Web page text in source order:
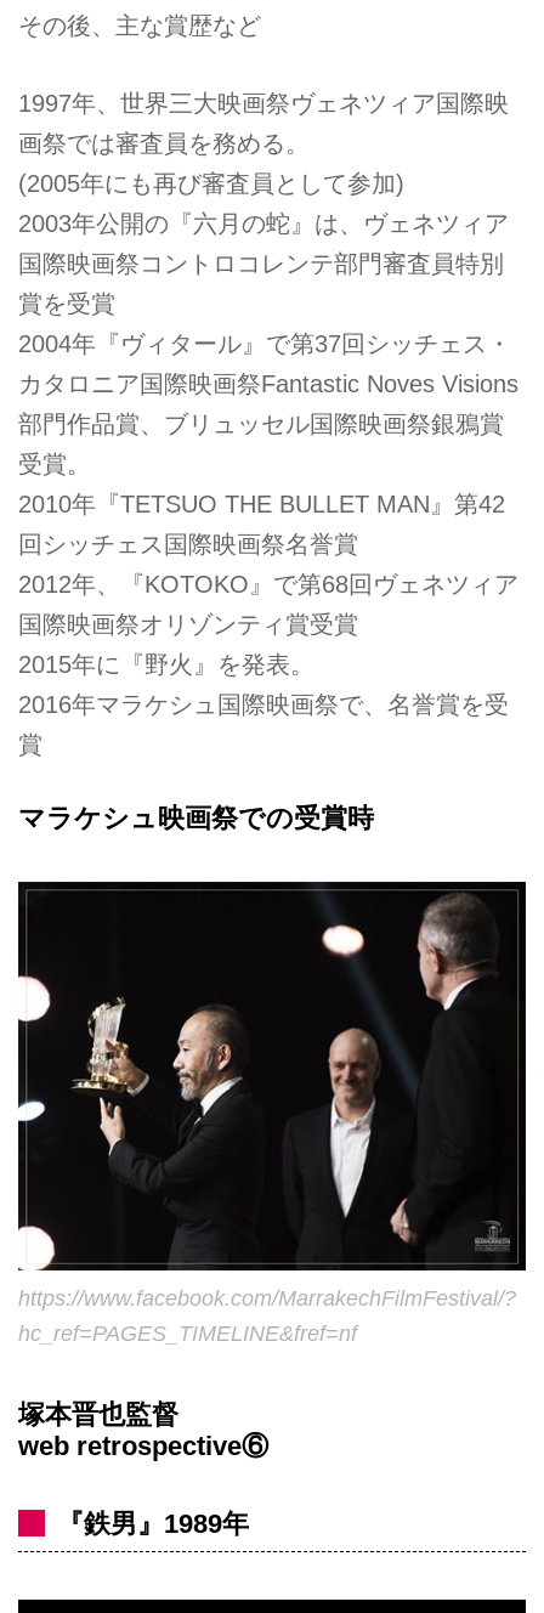
その後、主な賞歴など
1997年、世界三大映画祭ヴェネツィア国際映
画祭では審査員を務める。
(2005年にも再び審査員として参加)
2003年公開の『六月の蛇』は、ヴェネツィア
国際映画祭コントロコレンテ部門審査員特別
賞を受賞
2004年『ヴィタール』で第37回シッチェス・
カタロニア国際映画祭Fantastic Noves Visions
部門作品賞、ブリュッセル国際映画祭銀鴉賞
受賞。
2010年『TETSUO THE BULLET MAN』第42
回シッチェス国際映画祭名誉賞
2012年、『KOTOKO』で第68回ヴェネツィア
国際映画祭オリゾンティ賞受賞
2015年に『野火』を発表。
2016年マラケシュ国際映画祭で、名誉賞を受
賞
マラケシュ映画祭での受賞時
https://www.facebook.com/MarrakechFilmFestival/?
hc_ref=PAGES_TIMELINE&fref=nf
塚本晋也監督
web retrospective⑥
『鉄男』1989年